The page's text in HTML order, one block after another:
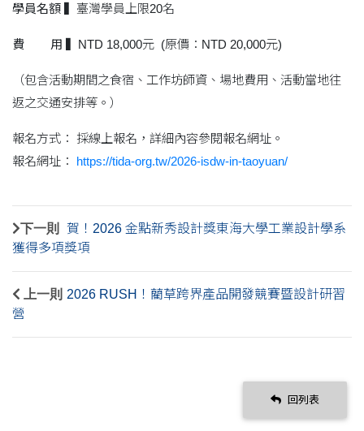
學員名額 ▍臺灣學員上限20名
費 用 ▍NTD 18,000元 (原價：NTD 20,000元)
（包含活動期間之食宿、工作坊師資、場地費用、活動當地往
返之交通安排等。）
報名方式： 採線上報名，詳細內容參閱報名網址。
報名網址： https://tida-org.tw/2026-isdw-in-taoyuan/
下一則
賀！2026 金點新秀設計獎東海大學工業設計學系
獲得多項獎項
上一則 2026 RUSH！藺草跨界產品開發競賽暨設計研習
營
回列表